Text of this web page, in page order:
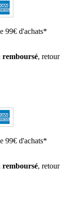
99€ d'achats*
remboursé, retour
99€ d'achats*
remboursé, retour